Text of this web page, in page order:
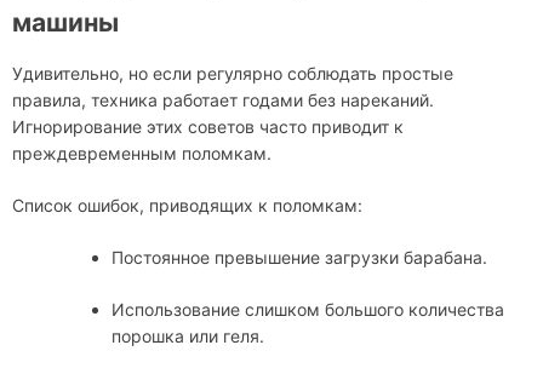
машины
Удивительно, но если регулярно соблюдать простые
правила, техника работает годами без нареканий.
Игнорирование этих советов часто приводит к
преждевременным поломкам.
Список ошибок, приводящих к поломкам:
Постоянное превышение загрузки барабана.
Использование слишком большого количества
порошка или геля.